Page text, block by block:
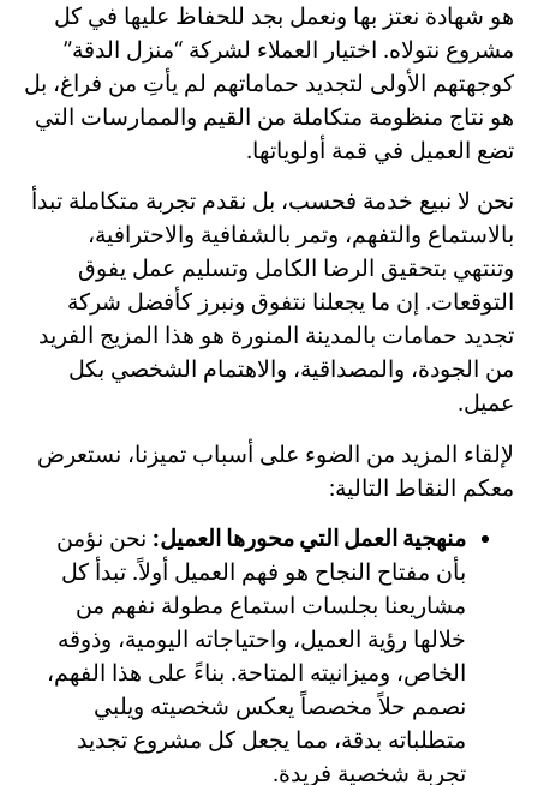
هو شهادة نعتز بها ونعمل بجد للحفاظ عليها في كل
مشروع نتولاه. اختيار العملاء لشركة “منزل الدقة”
كوجهتهم الأولى لتجديد حماماتهم لم يأتِ من فراغ، بل
هو نتاج منظومة متكاملة من القيم والممارسات التي
تضع العميل في قمة أولوياتها.
نحن لا نبيع خدمة فحسب، بل نقدم تجربة متكاملة تبدأ
بالاستماع والتفهم، وتمر بالشفافية والاحترافية،
وتنتهي بتحقيق الرضا الكامل وتسليم عمل يفوق
التوقعات. إن ما يجعلنا نتفوق ونبرز كأفضل شركة
تجديد حمامات بالمدينة المنورة هو هذا المزيج الفريد
من الجودة، والمصداقية، والاهتمام الشخصي بكل
عميل.
لإلقاء المزيد من الضوء على أسباب تميزنا، نستعرض
معكم النقاط التالية:
منهجية العمل التي محورها العميل: نحن نؤمن
بأن مفتاح النجاح هو فهم العميل أولاً. تبدأ كل
مشاريعنا بجلسات استماع مطولة نفهم من
خلالها رؤية العميل، واحتياجاته اليومية، وذوقه
الخاص، وميزانيته المتاحة. بناءً على هذا الفهم،
نصمم حلاً مخصصاً يعكس شخصيته ويلبي
متطلباته بدقة، مما يجعل كل مشروع تجديد
تجربة شخصية فريدة.